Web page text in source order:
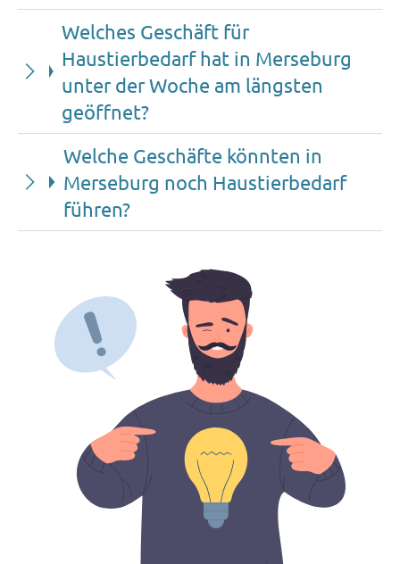
Welches Geschäft für
Haustierbedarf hat in Merseburg
unter der Woche am längsten
geöffnet?
Welche Geschäfte könnten in
Merseburg noch Haustierbedarf
führen?